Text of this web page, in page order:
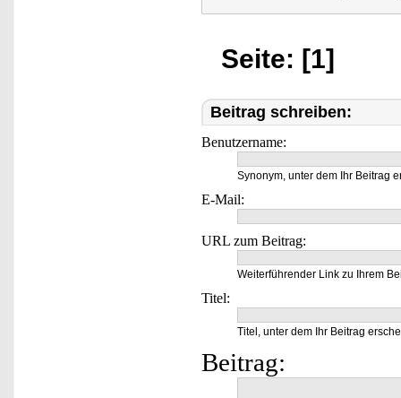
Seite: [1]
Beitrag schreiben:
Benutzername:
Synonym, unter dem Ihr Beitrag
E-Mail:
URL zum Beitrag:
Weiterführender Link zu Ihrem
Titel:
Titel, unter dem Ihr Beitrag
Beitrag: